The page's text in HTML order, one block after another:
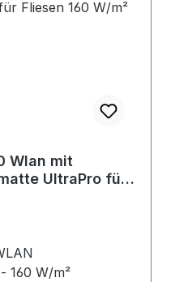
Wlan mit
UltraPro für
- 160 W/m²